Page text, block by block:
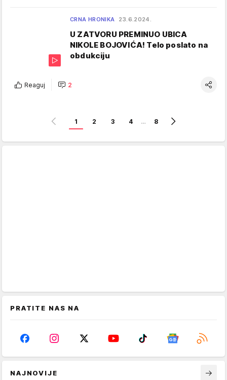
CRNA HRONIKA 23.6.2024.
U ZATVORU PREMINUO UBICA
NIKOLE BOJOVIĆA! Telo poslato na
obdukciju
Reaguj 2
1 2 3 4 … 8
PRATITE NAS NA
NAJNOVIJE